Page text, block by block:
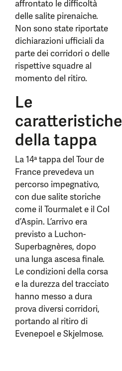
affrontato le difficoltà
delle salite pirenaiche.
Non sono state riportate
dichiarazioni ufficiali da
parte dei corridori o delle
rispettive squadre al
momento del ritiro.
Le
caratteristiche
della tappa
La 14ª tappa del Tour de
France prevedeva un
percorso impegnativo,
con due salite storiche
come il Tourmalet e il Col
d’Aspin. L’arrivo era
previsto a Luchon-
Superbagnères, dopo
una lunga ascesa finale.
Le condizioni della corsa
e la durezza del tracciato
hanno messo a dura
prova diversi corridori,
portando al ritiro di
Evenepoel e Skjelmose.